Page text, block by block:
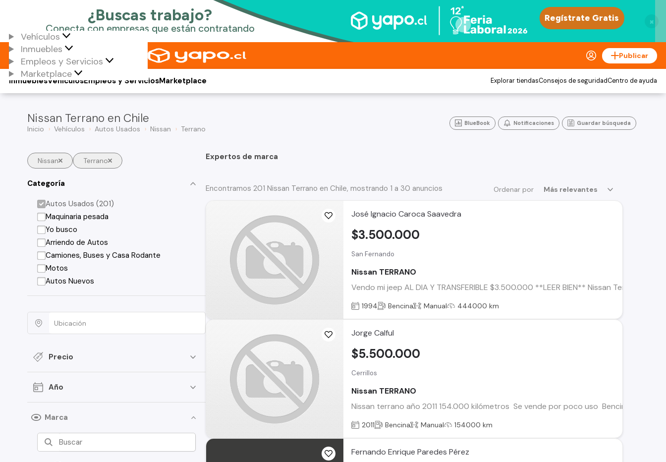
×
Vehículos
Inmuebles
Empleos y Servicios
Marketplace
Publicar
Vehículos
Inmuebles Empleos y ServiciosMarketplace Explorar tiendasConsejos de seguridadCentro de ayuda
Nissan Terrano en Chile
Inicio Vehículos Autos Usados Nissan Terrano
BlueBook Notificaciones Guardar búsqueda
Nissan Terrano
Categoría
Autos Usados (201)
Maquinaria pesada
Yo busco
Arriendo de Autos
Camiones, Buses y Casa Rodante
Motos
Autos Nuevos
Precio
Año
Marca
Expertos de marca
Ordenar por Más relevantes
Encontramos 201 Nissan Terrano en Chile, mostrando 1 a 30 anuncios
José Ignacio Caroca Saavedra
San Fernando
Nissan TERRANO
Vendo mi jeep AL DIA Y TRANSFERIBLE $3.500.000 **LEER BIEN** Nissan Terrano
$3.500.000
1994 Bencina Manual 444000 km
Jorge Calful
Cerrillos
Nissan TERRANO
Nissan terrano año 2011 154.000 kilómetros Se vende por poco uso Bencinera 4x2
$5.500.000
2011 Bencina Manual 154000 km
Fernando Enrique Paredes Pérez